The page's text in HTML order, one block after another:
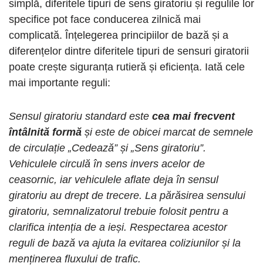
simplă, diferitele tipuri de sens giratoriu și regulile lor
specifice pot face conducerea zilnică mai
complicată. Înțelegerea principiilor de bază și a
diferențelor dintre diferitele tipuri de sensuri giratorii
poate crește siguranța rutieră și eficiența. Iată cele
mai importante reguli:
Sensul giratoriu standard este cea mai frecvent
întâlnită formă și este de obicei marcat de semnele
de circulație „Cedează” și „Sens giratoriu”.
Vehiculele circulă în sens invers acelor de
ceasornic, iar vehiculele aflate deja în sensul
giratoriu au drept de trecere. La părăsirea sensului
giratoriu, semnalizatorul trebuie folosit pentru a
clarifica intenția de a ieși. Respectarea acestor
reguli de bază va ajuta la evitarea coliziunilor și la
menținerea fluxului de trafic.